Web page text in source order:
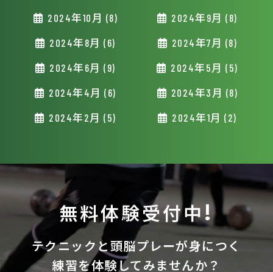
2024年10月 (8) 2024年9月 (8)
2024年8月 (6) 2024年7月 (8)
2024年6月 (9) 2024年5月 (5)
2024年4月 (6) 2024年3月 (8)
2024年2月 (5) 2024年1月 (2)
無料体験受付中!
テクニックと 頭脳プレーが身につく
練習を体験してみませんか？